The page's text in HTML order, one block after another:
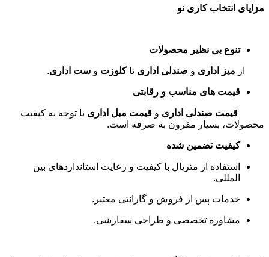
مزایای انتخاب کاری نو
تنوع بی نظیر محصولات
از میز اداری و صندلی اداری تاکلوزت و ست اداری.
قیمت های مناسب و رقابتی
قیمت صندلی اداری و قیمت مبل اداری با توجه به کیفیت
محصولات، بسیار مقرون به صرفه است.
کیفیت تضمین شده
استفاده از متریال با کیفیت و رعایت استانداردهای بین
المللی.
خدمات پس از فروش و گارانتی معتبر .
مشاوره تخصصی و طراحی سفارشی.